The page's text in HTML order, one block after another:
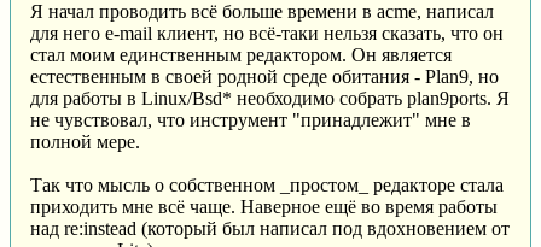
Я начал проводить всё больше времени в acme, написал
для него e-mail клиент, но всё-таки нельзя сказать, что он
стал моим единственным редактором. Он является
естественным в своей родной среде обитания - Plan9, но
для работы в Linux/Bsd* необходимо собрать plan9ports. Я
не чувствовал, что инструмент "принадлежит" мне в
полной мере.
Так что мысль о собственном _простом_ редакторе стала
приходить мне всё чаще. Наверное ещё во время работы
над re:instead (который был написал под вдохновением от